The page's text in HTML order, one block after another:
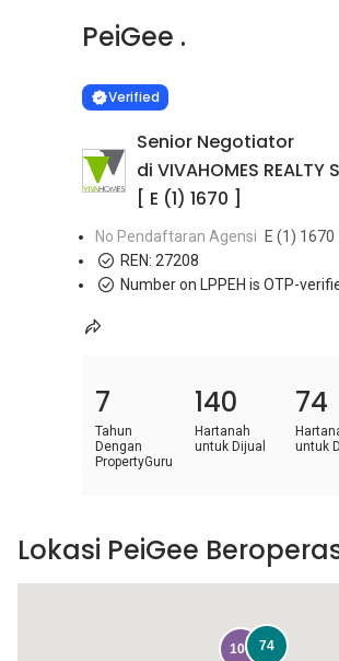
PeiGee .
VERIFIED
Verified
Senior Negotiator
di VIVAHOMES REALTY
[ E (1) 1670 ]
No Pendaftaran Agensi
E (1) 1670
REN: 27208
Number on LPPEH is OTP-
7
Tahun
Dengan
PropertyGuru
140
Hartanah
untuk Dijual
74
untuk
100 74
Lokasi PeiGee
Learn more